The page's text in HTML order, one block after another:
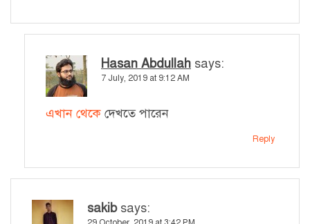
Hasan Abdullah says:
7 July, 2019 at 9:12 AM
এখান থেকে দেখতে পারেন
Reply
sakib says: